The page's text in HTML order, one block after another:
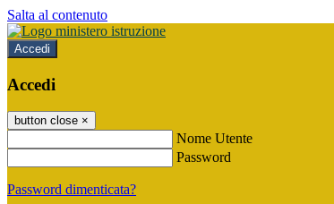
Salta al contenuto
Accedi
Accedi
button close ×
Nome Utente
Password
Password dimenticata?